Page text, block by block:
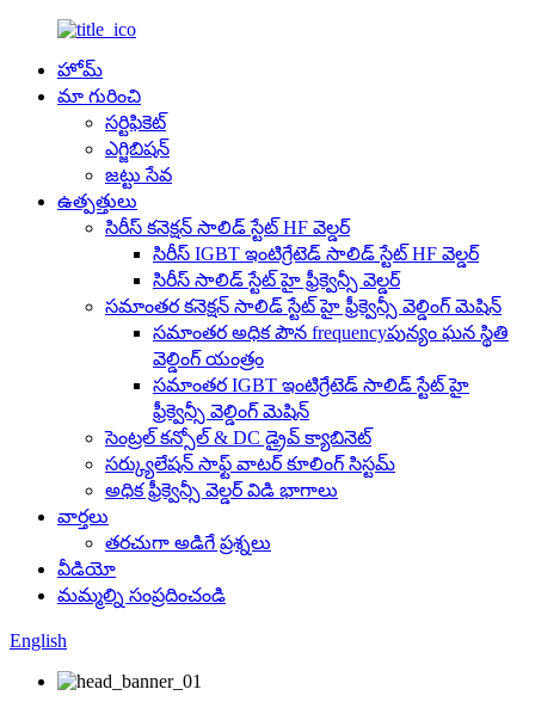
హోమ్
మా గురించి
సర్టిఫికెట్
ఎగ్జిబిషన్
జట్టు సేవ
ఉత్పత్తులు
సిరీస్ కనెక్షన్ సాలిడ్ స్టేట్ HF వెల్డర్
సిరీస్ IGBT ఇంటిగ్రేటెడ్ సాలిడ్ స్టేట్ HF వెల్డర్
సిరీస్ సాలిడ్ స్టేట్ హై ఫ్రీక్వెన్సీ వెల్డర్
సమాంతర కనెక్షన్ సాలిడ్ స్టేట్ హై ఫ్రీక్వెన్సీ వెల్డింగ్ మెషిన్
సమాంతర అధిక పౌన frequencyపున్యం ఘన స్థితి
వెల్డింగ్ యంత్రం
సమాంతర IGBT ఇంటిగ్రేటెడ్ సాలిడ్ స్టేట్ హై
ఫ్రీక్వెన్సీ వెల్డింగ్ మెషిన్
సెంట్రల్ కన్సోల్ & DC డ్రైవ్ క్యాబినెట్
సర్క్యులేషన్ సాఫ్ట్ వాటర్ కూలింగ్ సిస్టమ్
అధిక ఫ్రీక్వెన్సీ వెల్డర్ విడి భాగాలు
వార్తలు
తరచుగా అడిగే ప్రశ్నలు
వీడియో
మమ్మల్ని సంప్రదించండి
English